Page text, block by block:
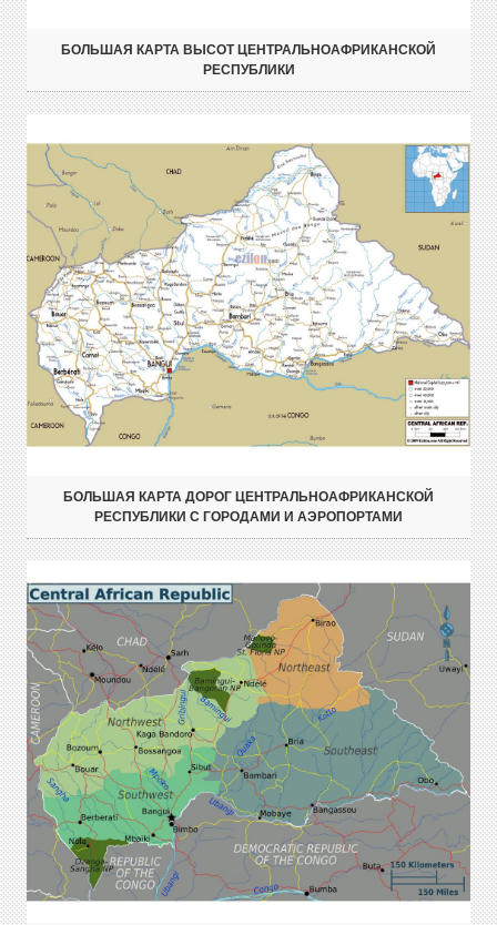
БОЛЬШАЯ КАРТА ВЫСОТ ЦЕНТРАЛЬНОАФРИКАНСКОЙ
РЕСПУБЛИКИ
БОЛЬШАЯ КАРТА ДОРОГ ЦЕНТРАЛЬНОАФРИКАНСКОЙ
РЕСПУБЛИКИ С ГОРОДАМИ И АЭРОПОРТАМИ